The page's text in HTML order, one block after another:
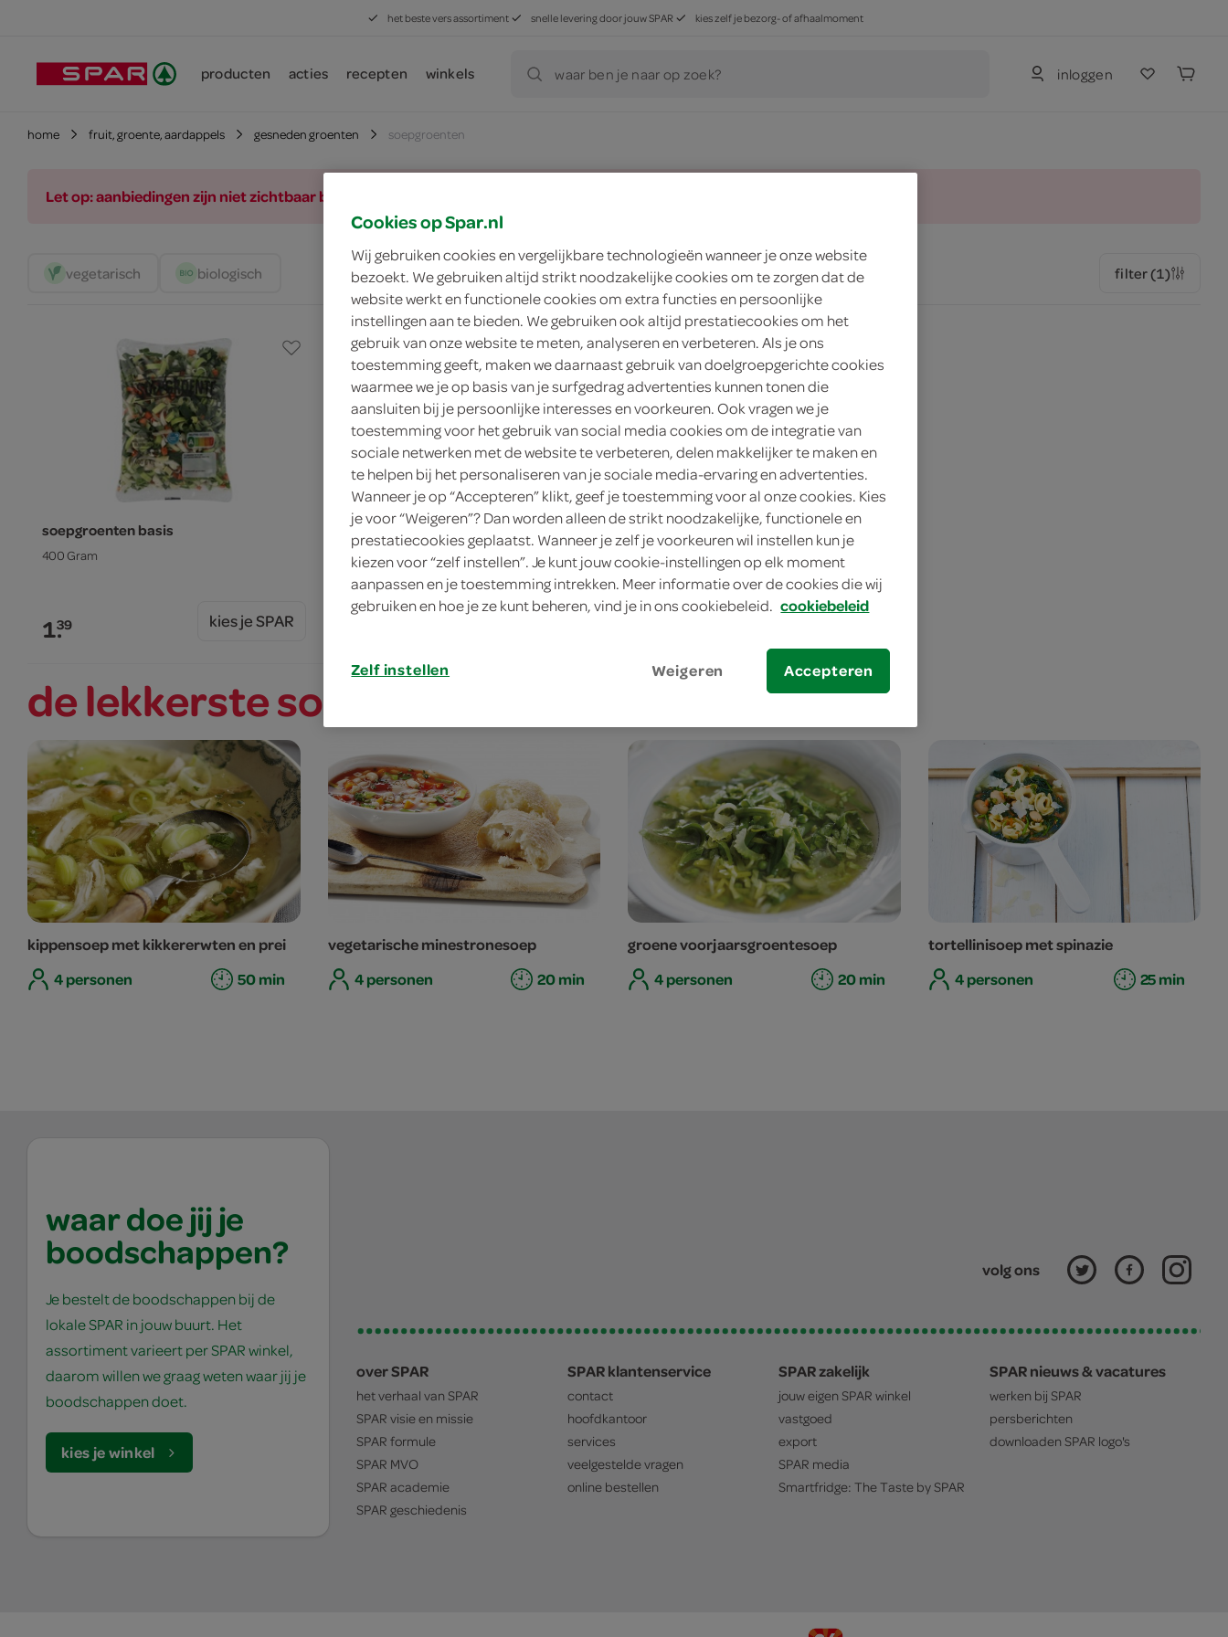
het beste vers assortiment snelle levering door jouw SPAR kies zelf je bezorg- of afhaalmoment
producten acties recepten winkels waar ben je naar op zoek? inloggen
home fruit, groente, aardappels gesneden groenten soepgroenten
Let op: aanbiedingen zijn niet zichtbaar bij de producten, maar worden wél automatisch verwerkt in de winkelmand.
vegetarisch biologisch filter (1)
soepgroenten basis
400 Gram
1.39 kies je SPAR
soepgroenten boeren
350 Gram
soepgroenten fijn
250 Gram
de lekkerste soep maak je zelf!
kippensoep met kikkererwten en prei
4 personen
50 min
vegetarische minestronesoep
4 personen
20 min
groene voorjaarsgroentesoep
4 personen
20 min
tortellinisoep met spinazie
4 personen
25 min
waar doe jij je
boodschappen?
Je bestelt de boodschappen bij de
lokale SPAR in jouw buurt. Het
assortiment varieert per SPAR winkel,
daarom willen we graag weten waar jij je
boodschappen doet.
kies je winkel
volg ons
over SPAR
het verhaal van SPAR
SPAR visie en missie
SPAR formule
SPAR MVO
SPAR academie
SPAR geschiedenis
SPAR klantenservice
contact
hoofdkantoor
services
veelgestelde vragen
online bestellen
SPAR zakelijk
jouw eigen SPAR winkel
vastgoed
export
SPAR media
Smartfridge: The Taste bySPAR
SPAR nieuws & vacatures
werken bij SPAR
persberichten
downloaden SPAR logo's
Cookies op Spar.nl
Wij gebruiken cookies en vergelijkbare technologieën wanneer je onze website
bezoekt. We gebruiken altijd strikt noodzakelijke cookies om te zorgen dat de
website werkt en functionele cookies om extra functies en persoonlijke
instellingen aan te bieden. We gebruiken ook altijd prestatiecookies om het
gebruik van onze website te meten, analyseren en verbeteren. Als je ons
toestemming geeft, maken we daarnaast gebruik van doelgroepgerichte cookies
waarmee we je op basis van je surfgedrag advertenties kunnen tonen die
aansluiten bij je persoonlijke interesses en voorkeuren. Ook vragen we je
toestemming voor het gebruik van social media cookies om de integratie van
sociale netwerken met de website te verbeteren, delen makkelijker te maken en
te helpen bij het personaliseren van je sociale media-ervaring en advertenties.
Wanneer je op “Accepteren” klikt, geef je toestemming voor al onze cookies. Kies
je voor “Weigeren”? Dan worden alleen de strikt noodzakelijke, functionele en
prestatiecookies geplaatst. Wanneer je zelf je voorkeuren wil instellen kun je
kiezen voor “zelf instellen”. Je kunt jouw cookie-instellingen op elk moment
aanpassen en je toestemming intrekken. Meer informatie over de cookies die wij
gebruiken en hoe je ze kunt beheren, vind je in ons cookiebeleid. cookiebeleid
Zelf instellen Weigeren Accepteren